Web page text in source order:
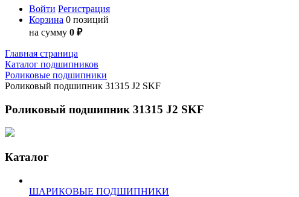
Войти Регистрация
Корзина 0 позиций
на сумму 0 ₽
Главная страница
Каталог подшипников
Роликовые подшипники
Роликовый подшипник 31315 J2 SKF
Роликовый подшипник 31315 J2 SKF
Каталог
ШАРИКОВЫЕ ПОДШИПНИКИ